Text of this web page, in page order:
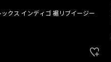
ックス インディゴ 裾リブイージー